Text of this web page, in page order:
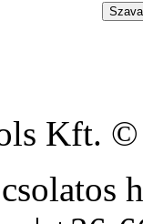
Kft. ©